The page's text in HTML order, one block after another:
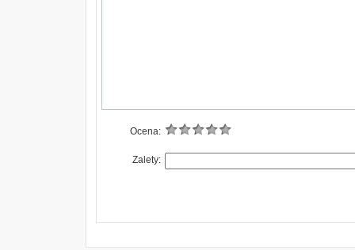
Ocena:
Zalety: